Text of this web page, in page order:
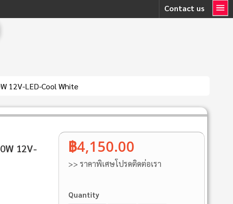
Contact us
12V-LED-Cool White
12V-
฿4,150.00
>> ราคาพิเศษโปรดติดต่อเรา
Quantity